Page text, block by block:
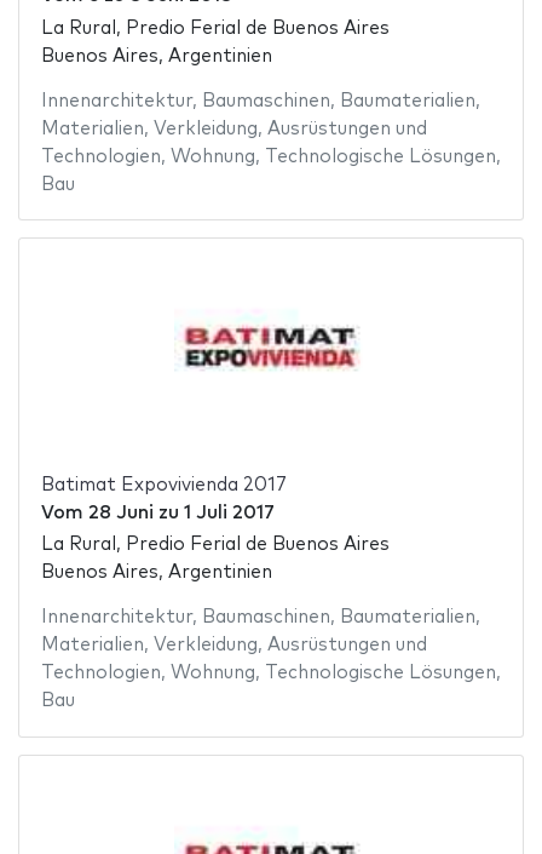
La Rural, Predio Ferial de Buenos Aires
Buenos Aires, Argentinien
Innenarchitektur, Baumaschinen, Baumaterialien,
Materialien, Verkleidung, Ausrüstungen und
Technologien, Wohnung, Technologische Lösungen,
Bau
Batimat Expovivienda 2017
Vom 28 Juni zu 1 Juli 2017
La Rural, Predio Ferial de Buenos Aires
Buenos Aires, Argentinien
Innenarchitektur, Baumaschinen, Baumaterialien,
Materialien, Verkleidung, Ausrüstungen und
Technologien, Wohnung, Technologische Lösungen,
Bau